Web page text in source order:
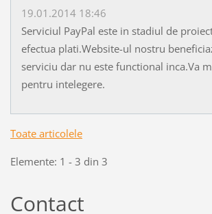
19.01.2014 18:46
Serviciul PayPal este in stadiul de
efectua plati.Website-ul nostru
serviciu dar nu este functional inca.Va
pentru intelegere.
Toate articolele
Elemente: 1 - 3 din 3
Contact